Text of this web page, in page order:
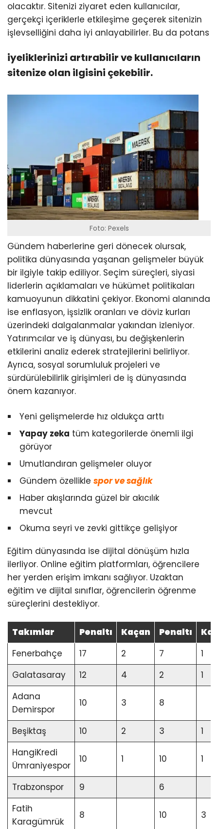
olacaktır. Sitenizi ziyaret eden kullanıcılar,
gerçekçi içeriklerle etkileşime geçerek sitenizin
işlevselliğini daha iyi anlayabilirler. Bu da potans
iyeliklerinizi artırabilir ve kullanıcıların
sitenize olan ilgisini çekebilir.
Foto: Pexels
Gündem haberlerine geri dönecek olursak,
politika dünyasında yaşanan gelişmeler büyük
bir ilgiyle takip ediliyor. Seçim süreçleri, siyasi
liderlerin açıklamaları ve hükümet politikaları
kamuoyunun dikkatini çekiyor. Ekonomi alanında
ise enflasyon, işsizlik oranları ve döviz kurları
üzerindeki dalgalanmalar yakından izleniyor.
Yatırımcılar ve iş dünyası, bu değişkenlerin
etkilerini analiz ederek stratejilerini belirliyor.
Ayrıca, sosyal sorumluluk projeleri ve
sürdürülebilirlik girişimleri de iş dünyasında
önem kazanıyor.
Yeni gelişmelerde hız oldukça arttı
Yapay zeka tüm kategorilerde önemli ilgi
görüyor
Umutlandıran gelişmeler oluyor
Gündem özellikle spor ve sağlık
Haber akışlarında güzel bir akıcılık
mevcut
Okuma seyri ve zevki gittikçe gelişiyor
Eğitim dünyasında ise dijital dönüşüm hızla
ilerliyor. Online eğitim platformları, öğrencilere
her yerden erişim imkanı sağlıyor. Uzaktan
eğitim ve dijital sınıflar, öğrencilerin öğrenme
süreçlerini destekliyor.
Takımlar Penaltı Kaçan Penaltı
Fenerbahçe
17 2 7
1
Galatasaray
12 4 2
1
Adana
Demirspor
10 3 8
Beşiktaş 10 2 3
1
HangiKredi
Ümraniyespor
10 1 10 1
Trabzonspor 9
6
Fatih
Karagümrük
8 10 3